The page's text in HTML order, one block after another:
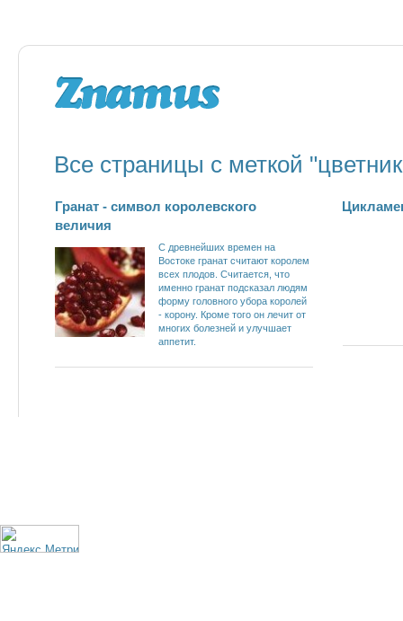
Все страницы с меткой
Гранат - символ королевского
величия
С древнейших времен на
Востоке гранат считают королем
всех плодов. Считается, что
именно гранат подсказал людям
форму головного убора королей
- корону. Кроме того он лечит от
многих болезней и улучшает
аппетит.